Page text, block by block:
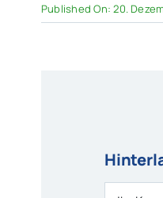
Published On: 20.
Comment